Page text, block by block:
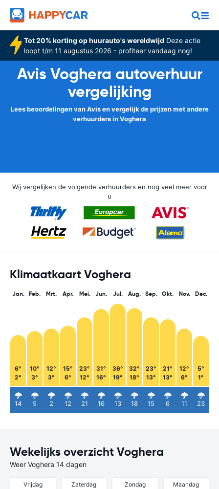
Tot 20% korting op huurauto's wereldwijd Deze actie
loopt t/m 11 augustus 2026 - profiteer vandaag nog!
Avis Voghera autoverhuur
vergelijking
Lees beoordelingen van Avis en vergelijk de prijzen met andere
verhuurders in Voghera
Wij vergelijken de volgende verhuurders en nog veel meer voor
u
Klimaatkaart Voghera
Jan.
6°
2°
14
Feb.
10°
3°
5
Mrt.
12°
3°
2
Apr.
15°
6°
12
Mei.
23°
12°
21
Jun.
31°
16°
16
Jul.
36°
19°
13
Aug.
32°
18°
18
Sep.
23°
13°
15
Okt.
21°
13°
6
Nov.
12°
6°
11
Dec.
5°
1°
23
Wekelijks overzicht Voghera
Weer Voghera 14 dagen
Vrijdag
Zaterdag
Zondag
Maandag